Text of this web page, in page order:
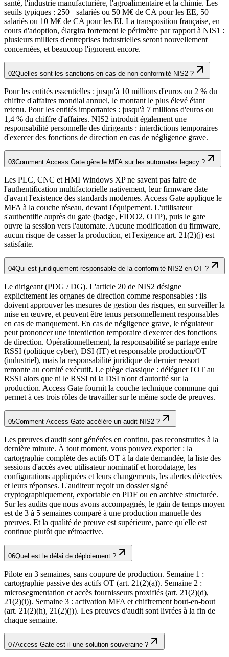
santé, l'industrie manufacturière, l'agroalimentaire et la chimie. Les
seuils typiques : 250+ salariés ou 50 M€ de CA pour les EE, 50+
salariés ou 10 M€ de CA pour les EI. La transposition française, en
cours d'adoption, élargira fortement le périmètre par rapport à NIS1 :
plusieurs milliers d'entreprises industrielles seront nouvellement
concernées, et beaucoup l'ignorent encore.
02Quelles sont les sanctions en cas de non-conformité NIS2 ?
Pour les entités essentielles : jusqu'à 10 millions d'euros ou 2 % du
chiffre d'affaires mondial annuel, le montant le plus élevé étant
retenu. Pour les entités importantes : jusqu'à 7 millions d'euros ou
1,4 % du chiffre d'affaires. NIS2 introduit également une
responsabilité personnelle des dirigeants : interdictions temporaires
d'exercer des fonctions de direction en cas de négligence grave.
03Comment Access Gate gère le MFA sur les automates legacy ?
Les PLC, CNC et HMI Windows XP ne savent pas faire de
l'authentification multifactorielle nativement, leur firmware date
d'avant l'existence des standards modernes. Access Gate applique le
MFA à la couche réseau, devant l'équipement. L'utilisateur
s'authentifie auprès du gate (badge, FIDO2, OTP), puis le gate
ouvre la session vers l'automate. Aucune modification du firmware,
aucun risque de casser la production, et l'exigence art. 21(2)(j) est
satisfaite.
04Qui est juridiquement responsable de la conformité NIS2 en OT ?
Le dirigeant (PDG / DG). L'article 20 de NIS2 désigne
explicitement les organes de direction comme responsables : ils
doivent approuver les mesures de gestion des risques, en surveiller la
mise en œuvre, et peuvent être tenus personnellement responsables
en cas de manquement. En cas de négligence grave, le régulateur
peut prononcer une interdiction temporaire d'exercer des fonctions
de direction. Opérationnellement, la responsabilité se partage entre
RSSI (politique cyber), DSI (IT) et responsable production/OT
(industriel), mais la responsabilité juridique de dernier ressort
remonte au comité exécutif. Le piège classique : déléguer l'OT au
RSSI alors que ni le RSSI ni la DSI n'ont d'autorité sur la
production. Access Gate fournit la couche technique commune qui
permet à ces trois rôles de travailler sur le même socle de preuves.
05Comment Access Gate accélère un audit NIS2 ?
Les preuves d'audit sont générées en continu, pas reconstruites à la
dernière minute. À tout moment, vous pouvez exporter : la
cartographie complète des actifs OT à la date demandée, la liste des
sessions d'accès avec utilisateur nominatif et horodatage, les
configurations appliquées et leurs changements, les alertes détectées
et leurs réponses. L'auditeur reçoit un dossier signé
cryptographiquement, exportable en PDF ou en archive structurée.
Sur les audits que nous avons accompagnés, le gain de temps moyen
est de 3 à 5 semaines comparé à une production manuelle des
preuves. Et la qualité de preuve est supérieure, parce qu'elle est
continue plutôt que rétroactive.
06Quel est le délai de déploiement ?
Pilote en 3 semaines, sans coupure de production. Semaine 1 :
cartographie passive des actifs OT (art. 21(2)(a)). Semaine 2 :
microsegmentation et accès fournisseurs proxifiés (art. 21(2)(d),
21(2)(i)). Semaine 3 : activation MFA et chiffrement bout-en-bout
(art. 21(2)(h), 21(2)(j)). Les preuves d'audit sont livrées à la fin de
chaque semaine.
07Access Gate est-il une solution souveraine ?